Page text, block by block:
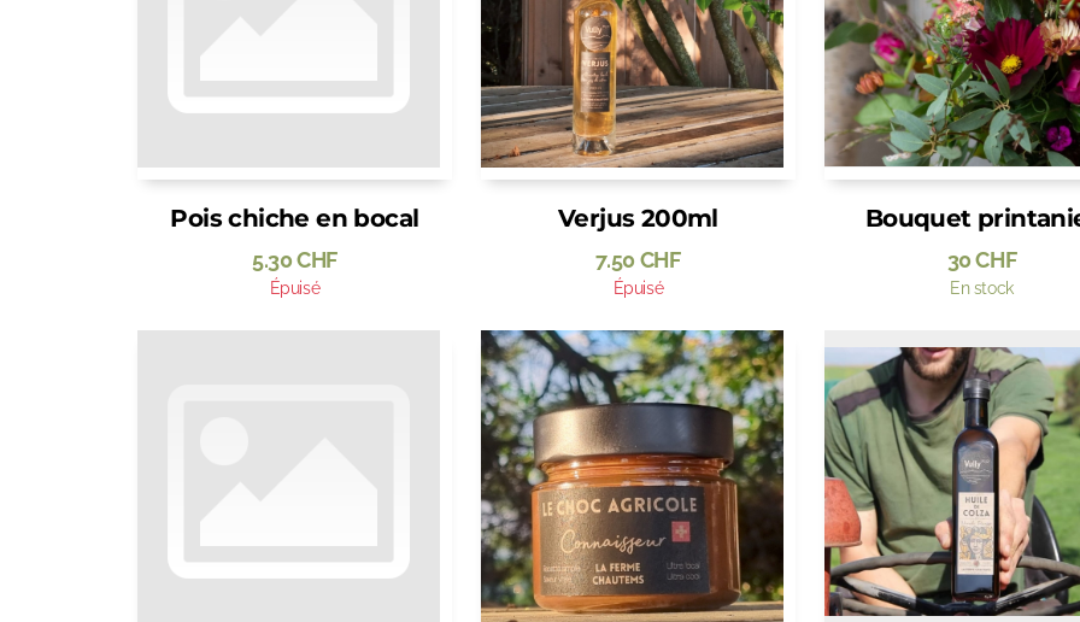
Pois chiche en bocal
5.30CHF
Épuisé
Verjus 200ml
7.50 CHF
Épuisé
Bouquet
30CHF
En stock